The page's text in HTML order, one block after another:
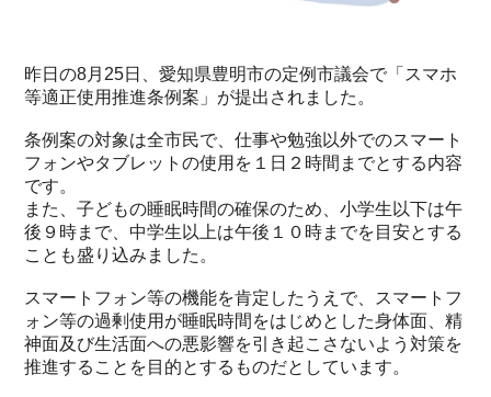
昨日の8月25日、愛知県豊明市の定例市議会で「スマホ
等適正使用推進条例案」が提出されました。
条例案の対象は全市民で、仕事や勉強以外でのスマート
フォンやタブレットの使用を１日２時間までとする内容
です。
また、子どもの睡眠時間の確保のため、小学生以下は午
後９時まで、中学生以上は午後１０時までを目安とする
ことも盛り込みました。
スマートフォン等の機能を肯定したうえで、スマートフ
ォン等の過剰使用が睡眠時間をはじめとした身体面、精
神面及び生活面への悪影響を引き起こさないよう対策を
推進することを目的とするものだとしています。